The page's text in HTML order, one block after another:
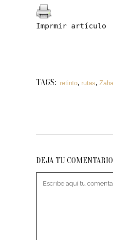
Imprmir artículo
TAGS: retinto, rutas,
DEJA TU COMENTARIO